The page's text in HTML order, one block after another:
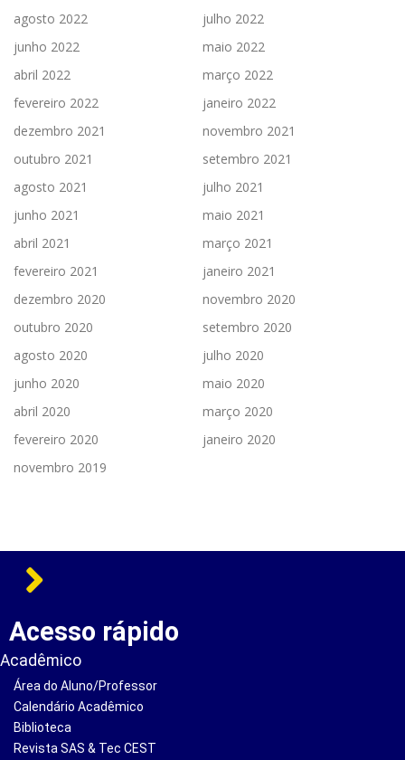
agosto 2022
julho 2022
junho 2022
maio 2022
abril 2022
março 2022
fevereiro 2022
janeiro 2022
dezembro 2021
novembro 2021
outubro 2021
setembro 2021
agosto 2021
julho 2021
junho 2021
maio 2021
abril 2021
março 2021
fevereiro 2021
janeiro 2021
dezembro 2020
novembro 2020
outubro 2020
setembro 2020
agosto 2020
julho 2020
junho 2020
maio 2020
abril 2020
março 2020
fevereiro 2020
janeiro 2020
novembro 2019
Acesso rápido
Acadêmico
Área do Aluno/Professor
Calendário Acadêmico
Biblioteca
Revista SAS & Tec CEST